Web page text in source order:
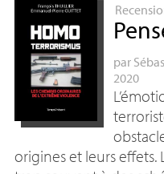
par
2020
origines et leurs effets.